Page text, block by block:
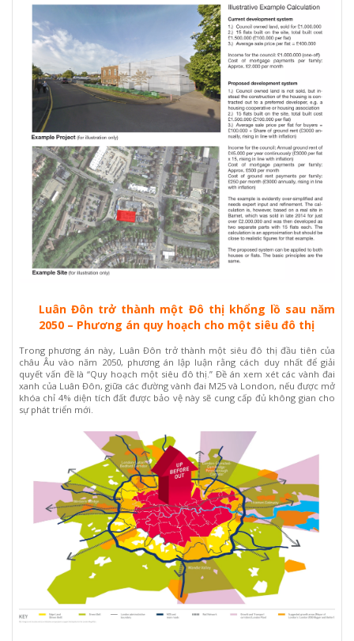
Luân Đôn trở thành một Đô thị khổng lồ sau năm
2050 – Phương án quy hoạch cho một siêu đô thị
Trong phương án này, Luân Đôn trở thành một siêu đô thị đầu tiên của
châu Âu vào năm 2050, phương án lập luận rằng cách duy nhất để giải
quyết vấn đề là “Quy hoạch một siêu đô thị.” Đề án xem xét các vành đai
xanh của Luân Đôn, giữa các đường vành đai M25 và London, nếu được mở
khóa chỉ 4% diện tích đất được bảo vệ này sẽ cung cấp đủ không gian cho
sự phát triển mới.